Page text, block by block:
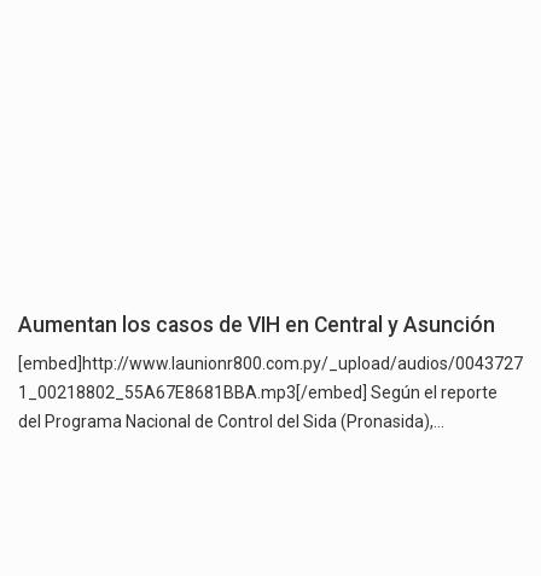
Aumentan los casos de VIH en Central y Asunción
[embed]http://www.launionr800.com.py/_upload/audios/0043727
1_00218802_55A67E8681BBA.mp3[/embed] Según el reporte
del Programa Nacional de Control del Sida (Pronasida),…